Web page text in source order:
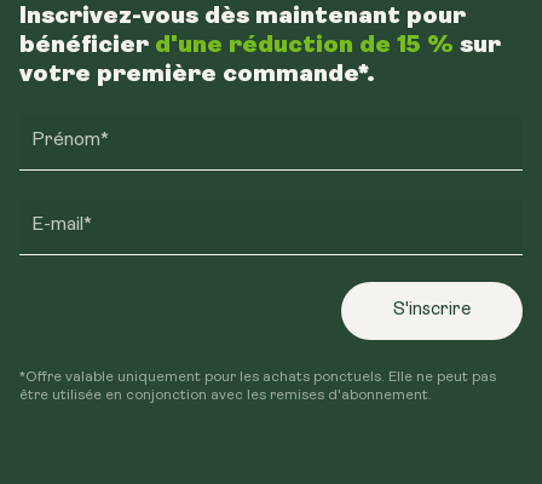
Inscrivez-vous dès maintenant pour
bénéficier d'une réduction de 15 % sur
votre première commande*.
Prénom*
E-mail*
S'inscrire
*Offre valable uniquement pour les achats ponctuels. Elle ne peut pas
être utilisée en conjonction avec les remises d'abonnement.